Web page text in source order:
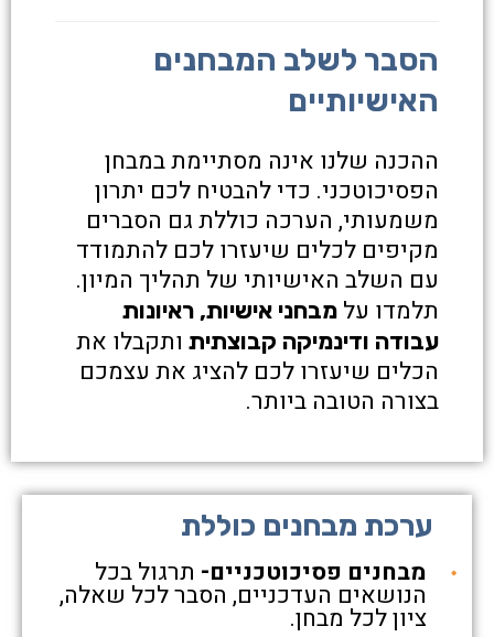
הסבר לשלב המבחנים
האישיותיים
ההכנה שלנו אינה מסתיימת במבחן
הפסיכוטכני. כדי להבטיח לכם יתרון
משמעותי, הערכה כוללת גם הסברים
מקיפים לכלים שיעזרו לכם להתמודד
עם השלב האישיותי של תהליך המיון.
תלמדו על מבחני אישיות, ראיונות
עבודה ודינמיקה קבוצתית ותקבלו את
הכלים שיעזרו לכם להציג את עצמכם
בצורה הטובה ביותר.
ערכת מבחנים כוללת
מבחנים פסיכוטכניים- תרגול בכל
הנושאים העדכניים, הסבר לכל שאלה,
ציון לכל מבחן.